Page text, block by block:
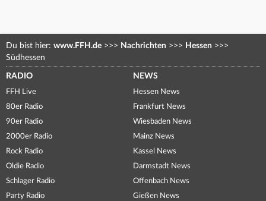
Du bist hier: www.FFH.de >>> Nachrichten >>> Hessen >>>
Südhessen
RADIO
FFH Live
80er Radio
90er Radio
2000er Radio
Rock Radio
Oldie Radio
Schlager Radio
Party Radio
NEWS
Hessen News
Frankfurt News
Wiesbaden News
Mainz News
Kassel News
Darmstadt News
Offenbach News
Gießen News